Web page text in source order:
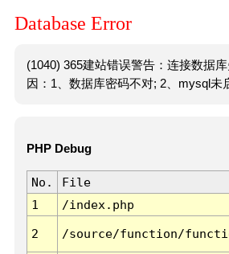
Database Error
(1040) 365建站错误警告：连接数据
因：1、数据库密码不对; 2、mysql未
PHP Debug
No. File
1
/index.php
2 /source/function/